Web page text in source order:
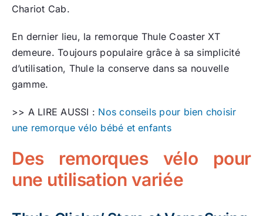
Chariot Cab.
En dernier lieu, la remorque Thule Coaster XT
demeure. Toujours populaire grâce à sa simplicité
d’utilisation, Thule la conserve dans sa nouvelle
gamme.
>> A LIRE AUSSI : Nos conseils pour bien choisir
une remorque vélo bébé et enfants
Des remorques vélo pour
une utilisation variée